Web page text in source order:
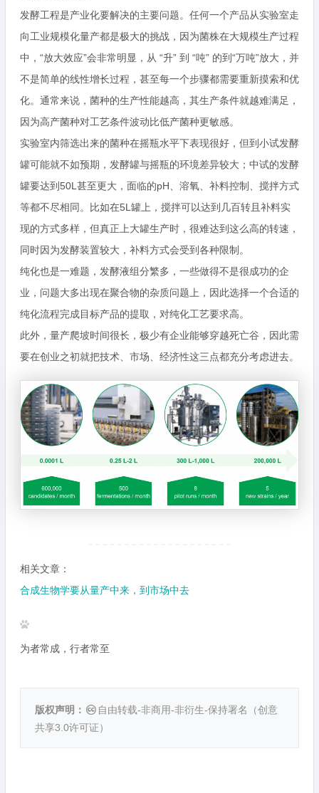
发酵工程是产业化要解决的主要问题。任何一个产品从实验室走
向工业规模化量产都是极大的挑战，因为菌株在大规模生产过程
中，“放大效应”会非常明显，从 “升” 到 “吨” 的到“万吨”放大，并
不是简单的线性增长过程，甚至每一个步骤都需要重新摸索和优
化。通常来说，菌种的生产性能越高，其生产条件就越难满足，
因为高产菌种对工艺条件波动比低产菌种更敏感。
实验室内筛选出来的菌种在摇瓶水平下表现很好，但到小试发酵
罐可能就不如预期，发酵罐与摇瓶的环境差异较大；中试的发酵
罐要达到50L甚至更大，面临的pH、溶氧、补料控制、搅拌方式
等都不尽相同。比如在5L罐上，搅拌可以达到几百转且补料实
现的方式多样，但真正上大罐生产时，很难达到这么高的转速，
同时因为发酵装置较大，补料方式会受到各种限制。
纯化也是一难题，发酵液组分繁多，一些做得不是很成功的企
业，问题大多出现在聚合物的杂质问题上，因此选择一个合适的
纯化流程完成目标产品的提取，对纯化工艺要求高。
此外，量产爬坡时间很长，极少有企业能够穿越死亡谷，因此需
要在创业之初就把技术、市场、经济性这三点都充分考虑进去。
相关文章：
合成生物学要从量产中来，到市场中去
为者常成，行者常至
版权声明： 自由转载-非商用-非衍生-保持署名（创意
共享3.0许可证）